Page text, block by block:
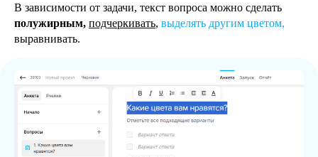
В зависимости от задачи, текст вопроса можно сделать
полужирным, подчеркивать, выделять другим цветом,
выравнивать.